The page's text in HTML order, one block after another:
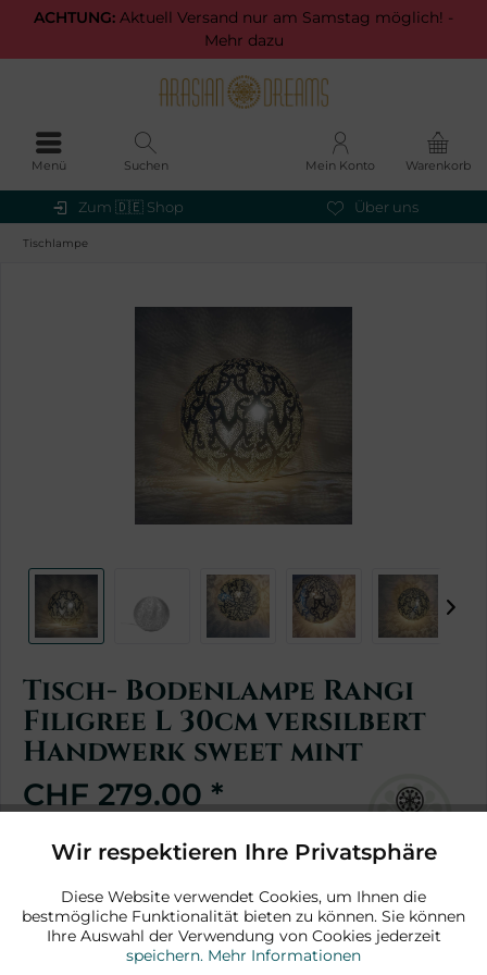
ACHTUNG: Aktuell Versand nur am Samstag möglich! -
Mehr dazu
Zum 🇩🇪 Shop Über uns
Menü Warenkorb
Mein Konto
Suchen
Tischlampe
Tisch- Bodenlampe Rangi
Filigree L 30cm versilbert
Handwerk sweet mint
CHF 279.00 *
3 Stück sofort lieferbar
In den Warenkorb
Funktionale Aktiv
Marketing Aktiv
Wir respektieren Ihre Privatsphäre
Diese Website verwendet Cookies, um Ihnen die
bestmögliche Funktionalität bieten zu können. Sie können
Ihre Auswahl der Verwendung von Cookies jederzeit
speichern. Mehr Informationen